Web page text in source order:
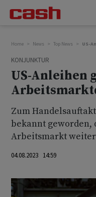
Home News Top News US-
KONJUNKTUR
US-Anleihen
Zum
bekannt geworden,
Arbeitsmarkt
04.08.2023 14:59